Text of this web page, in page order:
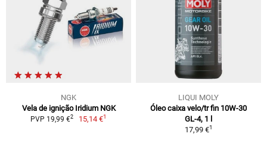
NGK
Vela de ignição Iridium NGK
PVP 19,99 €2 15,14 €1
LIQUI MOLY
Óleo caixa velo/tr fin 10W-30
GL-4, 1 l
17,99 €1